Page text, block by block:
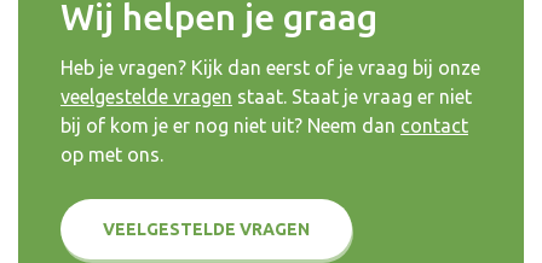
Wij helpen je graag
Heb je vragen? Kijk dan eerst of je vraag bij onze
veelgestelde vragen staat. Staat je vraag er niet
bij of kom je er nog niet uit? Neem dan contact
op met ons.
VEELGESTELDE VRAGEN